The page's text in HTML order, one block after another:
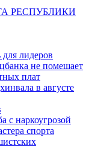
РЕСПУБЛИКИ
лидеров
не помешает
плат
в августе
с наркоугрозой
спорта